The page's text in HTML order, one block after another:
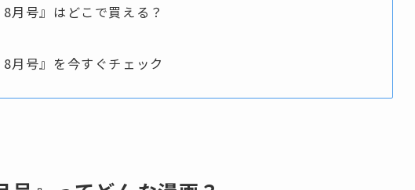
月号』はどこで買える？
月号』を今すぐチェック